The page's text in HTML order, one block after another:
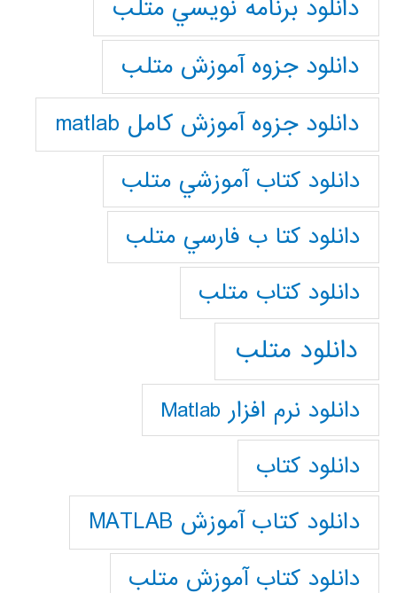
دانلود برنامه نويسي متلب
دانلود جزوه آموزش متلب
دانلود جزوه آموزش کامل matlab
دانلود كتاب آموزشي متلب
دانلود كتا ب فارسي متلب
دانلود كتاب متلب
دانلود متلب
دانلود نرم افزار Matlab
دانلود کتاب
دانلود کتاب آموزش MATLAB
دانلود کتاب آموزش متلب